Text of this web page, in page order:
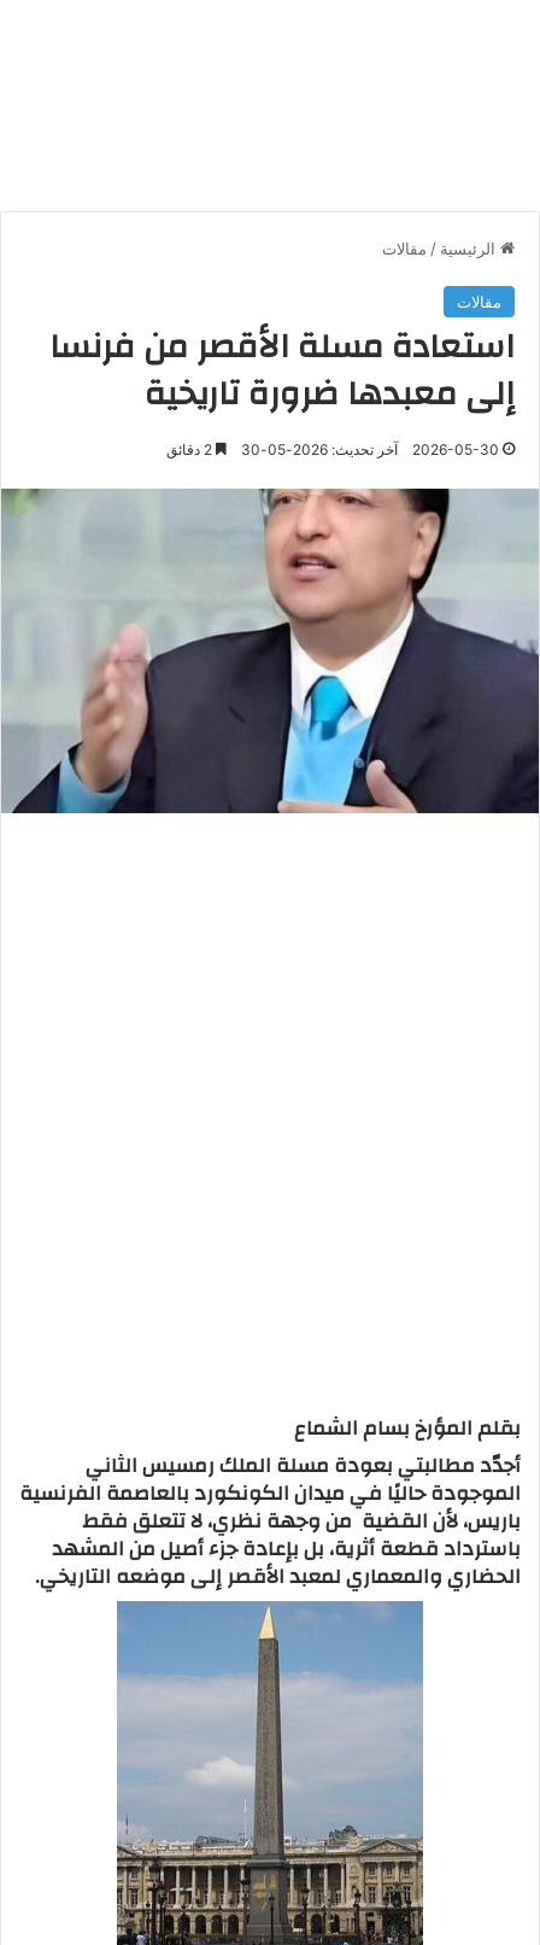
الرئيسية / مقالات
مقالات
استعادة مسلة الأقصر من فرنسا
إلى معبدها ضرورة تاريخية
2026-05-30 آخر تحديث: 2026-05-30
بقلم المؤرخ بسام الشماع
أجدّد مطالبتي بعودة مسلة الملك رمسيس الثاني
الموجودة حاليًا في ميدان الكونكورد بالعاصمة الفرنسية
باريس، لأن القضية من وجهة نظري، لا تتعلق فقط
باسترداد قطعة أثرية، بل بإعادة جزء أصيل من المشهد
الحضاري والمعماري لمعبد الأقصر إلى موضعه التاريخي.